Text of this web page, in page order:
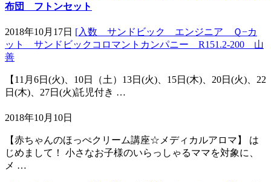
布団 フトンセット
2018年10月17日 [入数 サンドビック エンジニア Ｑ−カ
ット サンドビックコロマントカンパニー R151.2-200 山
善
【11月6日(火)、10日（土）13日(火)、15日(木)、20日(火)、22
日(木)、27日(火)託児付き …
2018年10月10日
【赤ちゃんのほっぺクリーム講座☆メディカルアロマ】 は
じめまして！ 小さなお子様のいらっしゃるママを対象に、
メ …